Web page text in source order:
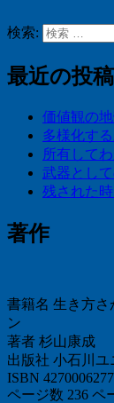
検索:
最近の投稿
価値観の
多様化す
所有して
武器とし
残された
著作
書籍名 生き方さ
ン
著者 杉山康成
出版社 小石川ユ
ISBN
ページ数 236 ペ